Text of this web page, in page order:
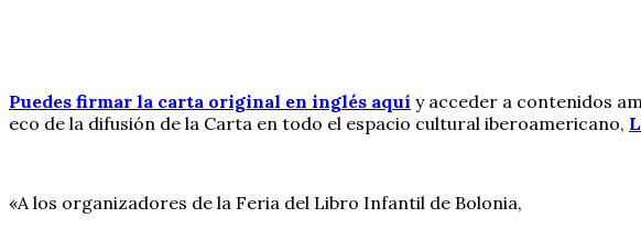
Puedes firmar la carta original en inglés aquí y acceder a contenidos
eco de la difusión de la Carta en todo el espacio cultural iberoamericano,
«A los organizadores de la Feria del Libro Infantil de Bolonia,